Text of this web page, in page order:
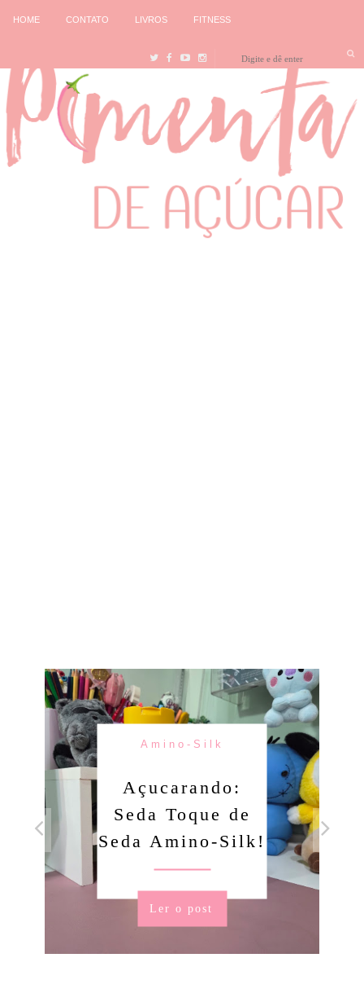
HOME CONTATO LIVROS FITNESS
Amino-Silk
Açucarando:
Seda Toque de
Seda Amino-Silk!
Ler o post